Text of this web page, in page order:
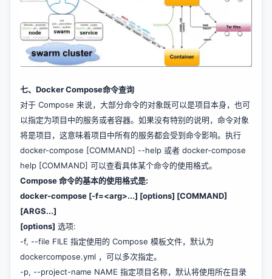
七、Docker Compose命令查询
对于 Compose 来说，大部分命令的对象既可以是项目本身，也可
以指定为项目中的服务或者容器。如果没有特别的说明，命令对象
将是项目，这意味着项目中所有的服务都会受到命令影响。执行
docker-compose [COMMAND] --help 或者 docker-compose
help [COMMAND] 可以查看具体某个命令的使用格式。
Compose 命令的基本的使用格式是:
docker-compose [-f=<arg>...] [options] [COMMAND]
[ARGS...]
[options] 选项:
-f, --file FILE 指定使用的 Compose 模板文件，默认为
dockercompose.yml ，可以多次指定。
-p, --project-name NAME 指定项目名称，默认将使用所在目录